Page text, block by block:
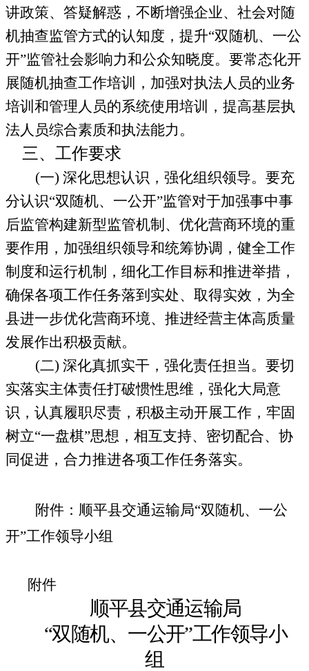
讲政策、答疑解惑，不断增强企业、社会对随
机抽查监管方式的认知度，提升“双随机、一公
开”监管社会影响力和公众知晓度。要常态化开
展随机抽查工作培训，加强对执法人员的业务
培训和管理人员的系统使用培训，提高基层执
法人员综合素质和执法能力。
三、工作要求
(一) 深化思想认识，强化组织领导。 要充
分认识“双随机、一公开”监管对于加强事中事
后监管构建新型监管机制、优化营商环境的重
要作用，加强组织领导和统筹协调，健全工作
制度和运行机制，细化工作目标和推进举措，
确保各项工作任务落到实处、取得实效，为全
县进一步优化营商环境、推进经营主体高质量
发展作出积极贡献。
(二) 深化真抓实干，强化责任担当。 要切
实落实主体责任打破惯性思维，强化大局意
识，认真履职尽责，积极主动开展工作，牢固
树立“一盘棋”思想，相互支持、密切配合、协
同促进，合力推进各项工作任务落实。
附件：顺平县交通运输局“双随机、一公
开”工作领导小组
附件
顺平县交通运输局
“双随机、一公开”工作领导小
组